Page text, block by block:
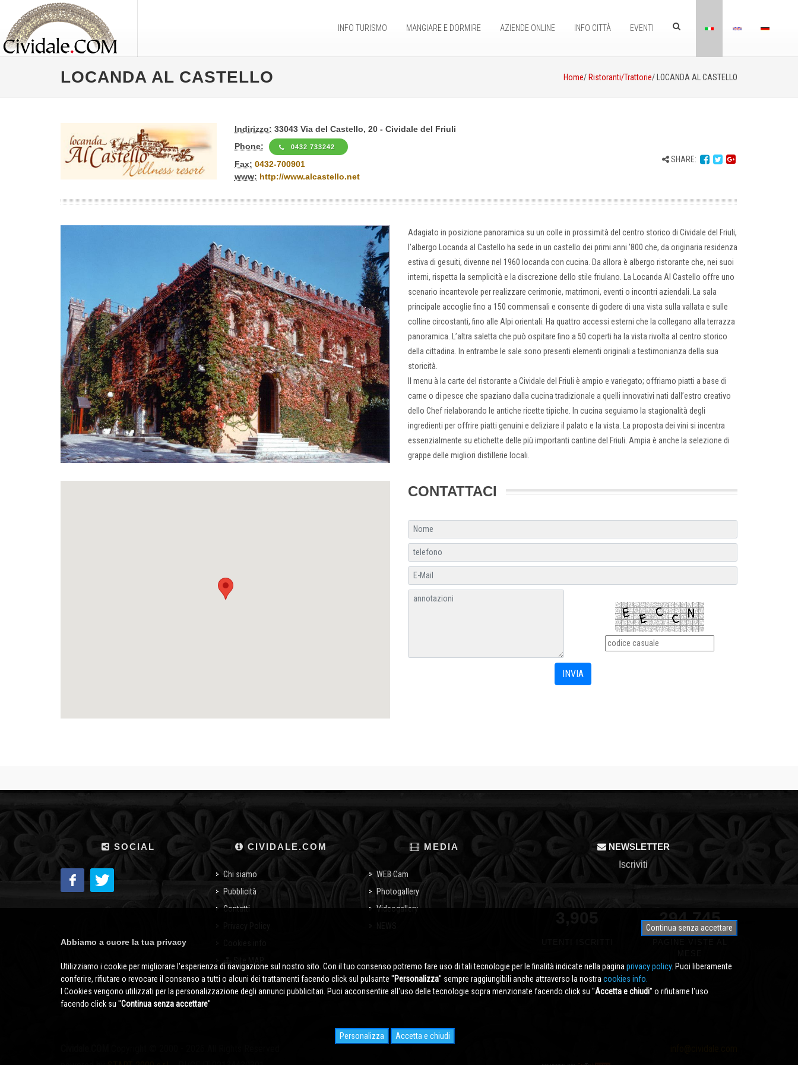
INFO TURISMO MANGIARE E DORMIRE AZIENDE ONLINE INFO CITTÀ EVENTI
LOCANDA AL CASTELLO Home/ Ristoranti/Trattorie/ LOCANDA AL CASTELLO
Indirizzo: 33043 Via del Castello, 20 - Cividale del Friuli
Phone:
0432 733242
Fax: 0432-700901
www: http://www.alcastello.net
SHARE:
Adagiato in posizione panoramica su un colle in prossimità del centro storico di Cividale del Friuli,
l'albergo Locanda al Castello ha sede in un castello dei primi anni '800 che, da originaria residenza
estiva di gesuiti, divenne nel 1960 locanda con cucina. Da allora è albergo ristorante che, nei suoi
interni, rispetta la semplicità e la discrezione dello stile friulano. La Locanda Al Castello offre uno
scenario incantevole per realizzare cerimonie, matrimoni, eventi o incontri aziendali. La sala
principale accoglie fino a 150 commensali e consente di godere di una vista sulla vallata e sulle
colline circostanti, fino alle Alpi orientali. Ha quattro accessi esterni che la collegano alla terrazza
panoramica. L’altra saletta che può ospitare fino a 50 coperti ha la vista rivolta al centro storico
della cittadina. In entrambe le sale sono presenti elementi originali a testimonianza della sua
storicità.
Il menu à la carte del ristorante a Cividale del Friuli è ampio e variegato; offriamo piatti a base di
carne o di pesce che spaziano dalla cucina tradizionale a quelli innovativi nati dall’estro creativo
dello Chef rielaborando le antiche ricette tipiche. In cucina seguiamo la stagionalità degli
ingredienti per offrire piatti genuini e deliziare il palato e la vista. La proposta dei vini si incentra
essenzialmente su etichette delle più importanti cantine del Friuli. Ampia è anche la selezione di
grappe delle migliori distillerie locali.
CONTATTACI
SOCIAL CIVIDALE.COM
Chi siamo
Pubblicità
Contatti
MEDIA
WEB Cam
Photogallery
Videogallery
NEWSLETTER
Iscriviti
350,000
Continua senza accettare
Abbiamo a cuore la tua privacy
Utilizziamo i cookie per migliorare l'esperienza di navigazione sul nostro sito. Con il tuo consenso potremo fare uso di tali tecnologie per le finalità indicate nella pagina privacy policy. Puoi liberamente
conferire, rifiutare o revocare il consenso a tutti o alcuni dei trattamenti facendo click sul pulsante ''Personalizza'' sempre raggiungibili anche attraverso la nostra cookies info.
I Cookies vengono utilizzati per la personalizzazione degli annunci pubblicitari. Puoi acconsentire all'uso delle tecnologie sopra menzionate facendo click su ''Accetta e chiudi'' o rifiutarne l'uso
facendo click su ''Continua senza accettare''
Personalizza Accetta e chiudi